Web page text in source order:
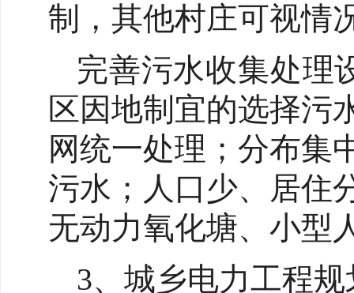
制，其他村庄可视情
完善污水收集处理
区因地制宜的选择污
网统一处理；分布集
污水；人口少、居住
无动力氧化塘、小型
3、城乡电力工程规